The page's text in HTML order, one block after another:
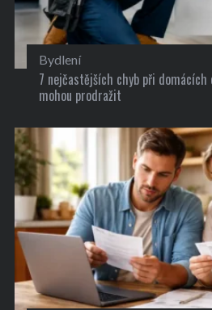
Bydlení
7 nejčastějších chyb při domácích
mohou prodražit